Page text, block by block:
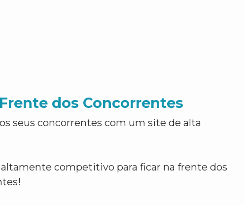
dos Concorrentes
seus concorrentes com um site de alta
competitivo para ficar na frente dos